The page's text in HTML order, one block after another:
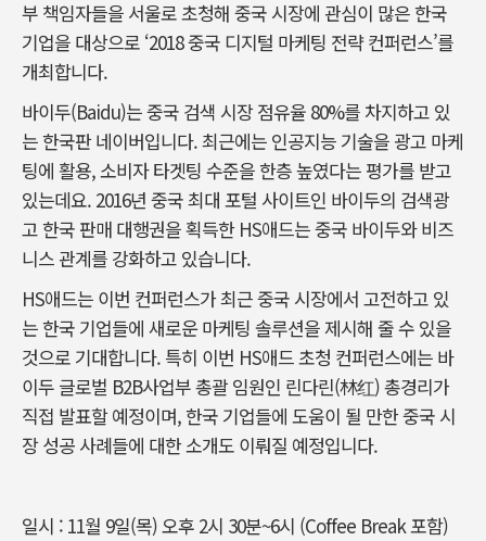
부 책임자들을 서울로 초청해 중국 시장에 관심이 많은 한국
기업을 대상으로 ‘2018 중국 디지털 마케팅 전략 컨퍼런스’를
개최합니다.
바이두(Baidu)는 중국 검색 시장 점유율 80%를 차지하고 있
는 한국판 네이버입니다. 최근에는 인공지능 기술을 광고 마케
팅에 활용, 소비자 타겟팅 수준을 한층 높였다는 평가를 받고
있는데요. 2016년 중국 최대 포털 사이트인 바이두의 검색광
고 한국 판매 대행권을 획득한 HS애드는 중국 바이두와 비즈
니스 관계를 강화하고 있습니다.
HS애드는 이번 컨퍼런스가 최근 중국 시장에서 고전하고 있
는 한국 기업들에 새로운 마케팅 솔루션을 제시해 줄 수 있을
것으로 기대합니다. 특히 이번 HS애드 초청 컨퍼런스에는 바
이두 글로벌 B2B사업부 총괄 임원인 린다린(林红) 총경리가
직접 발표할 예정이며, 한국 기업들에 도움이 될 만한 중국 시
장 성공 사례들에 대한 소개도 이뤄질 예정입니다.
일시 : 11월 9일(목) 오후 2시 30분~6시 (Coffee Break 포함)